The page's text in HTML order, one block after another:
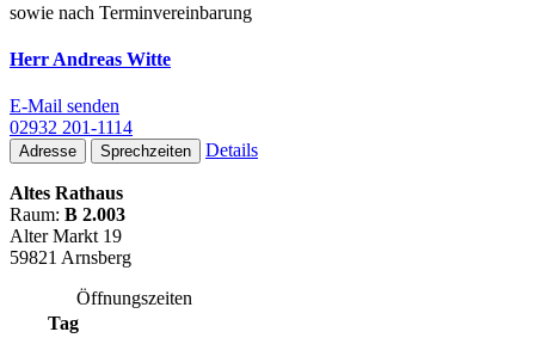
sowie nach Terminvereinbarung
Herr Andreas Witte
E-Mail senden
02932 201-1114
Adresse Sprechzeiten Details
Altes Rathaus
Raum: B 2.003
Alter Markt 19
59821 Arnsberg
Öffnungszeiten
Tag